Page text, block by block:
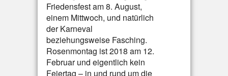
Friedensfest am 8. August,
einem Mittwoch, und natürlich
der Karneval
beziehungsweise Fasching.
Rosenmontag ist 2018 am 12.
Februar und eigentlich kein
Feiertag – in und rund um die